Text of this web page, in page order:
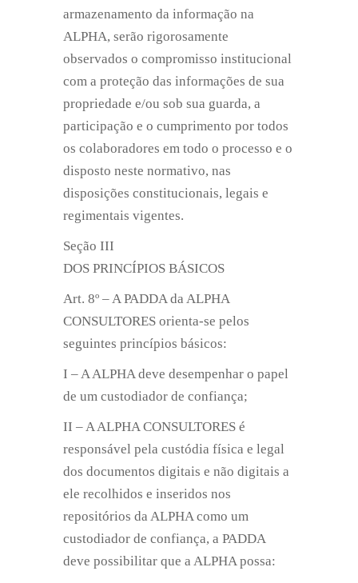
armazenamento da informação na
ALPHA, serão rigorosamente
observados o compromisso institucional
com a proteção das informações de sua
propriedade e/ou sob sua guarda, a
participação e o cumprimento por todos
os colaboradores em todo o processo e o
disposto neste normativo, nas
disposições constitucionais, legais e
regimentais vigentes.
Seção III
DOS PRINCÍPIOS BÁSICOS
Art. 8º – A PADDA da ALPHA
CONSULTORES orienta-se pelos
seguintes princípios básicos:
I – A ALPHA deve desempenhar o papel
de um custodiador de confiança;
II – A ALPHA CONSULTORES é
responsável pela custódia física e legal
dos documentos digitais e não digitais a
ele recolhidos e inseridos nos
repositórios da ALPHA como um
custodiador de confiança, a PADDA
deve possibilitar que a ALPHA possa: